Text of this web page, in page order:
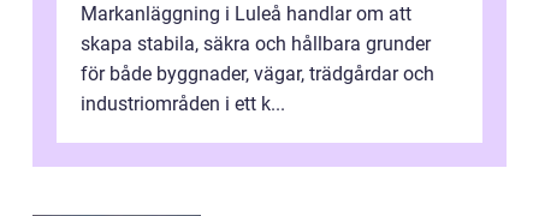
Markanläggning i Luleå handlar om att
skapa stabila, säkra och hållbara grunder
för både byggnader, vägar, trädgårdar och
industriområden i ett k...